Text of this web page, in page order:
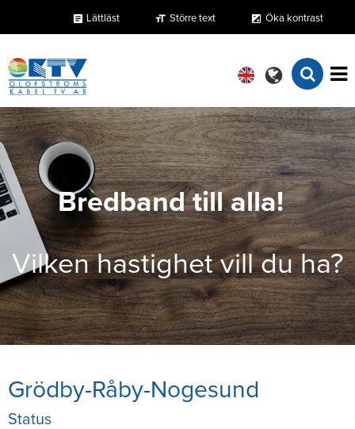
article Lättläst format_size Större text exposure Öka kontrast
Bredband till alla!
Vilken hastighet vill du ha?
Grödby-Råby-Nogesund
Status